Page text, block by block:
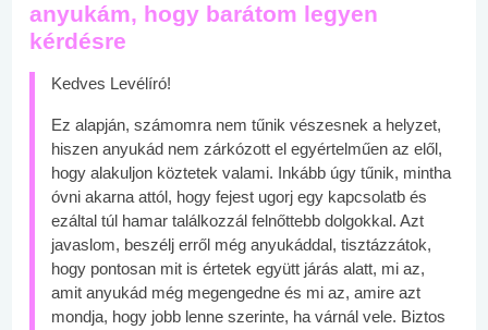
anyukám, hogy barátom legyen
kérdésre
Kedves Levélíró!
Ez alapján, számomra nem tűnik vészesnek a helyzet,
hiszen anyukád nem zárkózott el egyértelműen az elől,
hogy alakuljon köztetek valami. Inkább úgy tűnik, mintha
óvni akarna attól, hogy fejest ugorj egy kapcsolatb és
ezáltal túl hamar találkozzál felnőttebb dolgokkal. Azt
javaslom, beszélj erről még anyukáddal, tisztázzátok,
hogy pontosan mit is értetek együtt járás alatt, mi az,
amit anyukád még megengedne és mi az, amire azt
mondja, hogy jobb lenne szerinte, ha várnál vele. Biztos